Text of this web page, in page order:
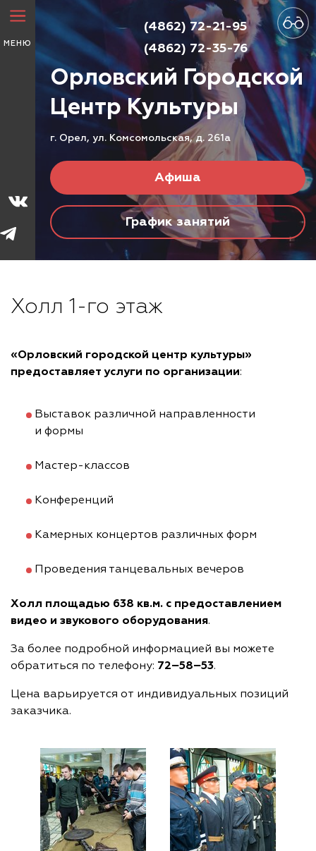
МЕНЮ
Орловский Городской
ЦентрКультуры
г. Орел, ул. Комсомольская, д. 261а
Афиша
График занятий
(4862) 72-21-95
(4862) 72-35-76
Холл 1-го этаж
«Орловский городской центр культуры»
предоставляет услуги по организации:
Выставок различной направленности
и формы
Мастер-классов
Конференций
Камерных концертов различных форм
Проведения танцевальных вечеров
Холл площадью 638 кв.м. с предоставлением
видео и звукового оборудования.
За более подробной информацией вы можете
обратиться по телефону: 72−58−53.
Цена варьируется от индивидуальных позиций
заказчика.